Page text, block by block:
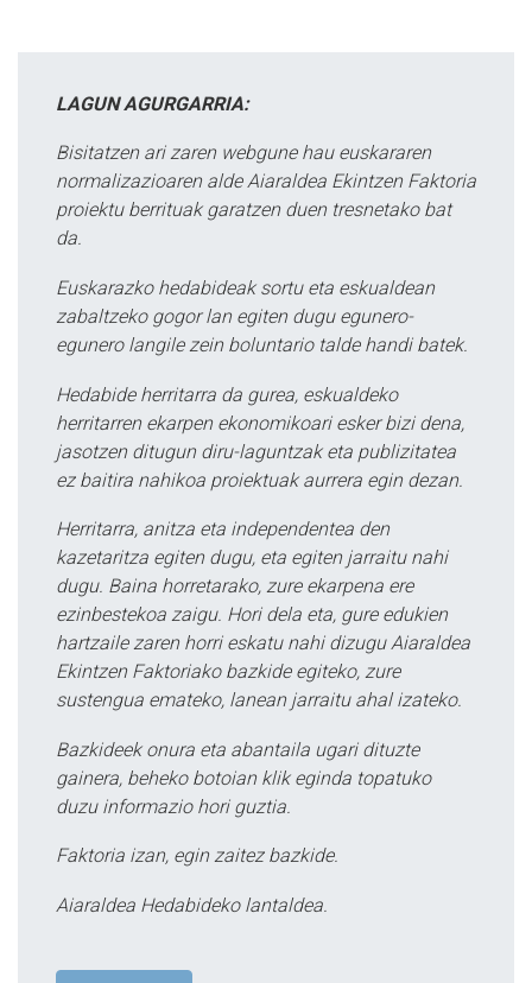
LAGUN AGURGARRIA:
Bisitatzen ari zaren webgune hau euskararen
normalizazioaren alde Aiaraldea Ekintzen Faktoria
proiektu berrituak garatzen duen tresnetako bat
da.
Euskarazko hedabideak sortu eta eskualdean
zabaltzeko gogor lan egiten dugu egunero-
egunero langile zein boluntario talde handi batek.
Hedabide herritarra da gurea, eskualdeko
herritarren ekarpen ekonomikoari esker bizi dena,
jasotzen ditugun diru-laguntzak eta publizitatea
ez baitira nahikoa proiektuak aurrera egin dezan.
Herritarra, anitza eta independentea den
kazetaritza egiten dugu, eta egiten jarraitu nahi
dugu. Baina horretarako, zure ekarpena ere
ezinbestekoa zaigu. Hori dela eta, gure edukien
hartzaile zaren horri eskatu nahi dizugu Aiaraldea
Ekintzen Faktoriako bazkide egiteko, zure
sustengua emateko, lanean jarraitu ahal izateko.
Bazkideek onura eta abantaila ugari dituzte
gainera, beheko botoian klik eginda topatuko
duzu informazio hori guztia.
Faktoria izan, egin zaitez bazkide.
Aiaraldea Hedabideko lantaldea.